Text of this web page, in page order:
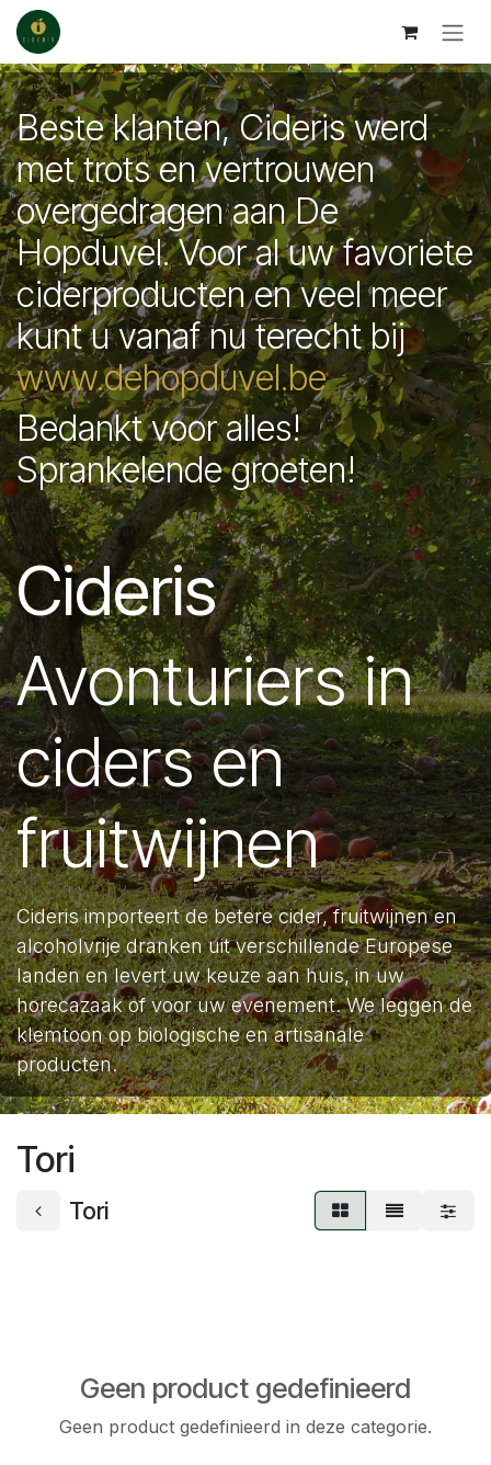
Overslaan naar inhoud
Beste klanten, Cideris werd
met trots en vertrouwen
overgedragen aan De
Hopduvel. Voor al uw favoriete
ciderproducten en veel meer
kunt u vanaf nu terecht bij
www.dehopduvel.be
Bedankt voor alles!
Sprankelende groeten!
Cideris
Avonturiers in
ciders en
fruitwijnen
Cideris importeert de betere cider, fruitwijnen en
alcoholvrije dranken uit verschillende Europese
landen en levert uw keuze aan huis, in uw
horecazaak of voor uw evenement. We leggen de
klemtoon op biologische en artisanale
producten.
Tori
Tori
Geen product gedefinieerd
Geen product gedefinieerd in deze categorie.